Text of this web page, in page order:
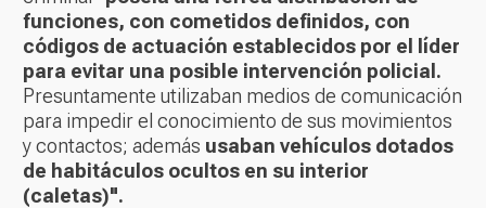
funciones, con cometidos definidos, con
códigos de actuación establecidos por el líder
para evitar una posible intervención policial.
Presuntamente utilizaban medios de comunicación
para impedir el conocimiento de sus movimientos
y contactos; además usaban vehículos dotados
de habitáculos ocultos en su interior
(caletas)".